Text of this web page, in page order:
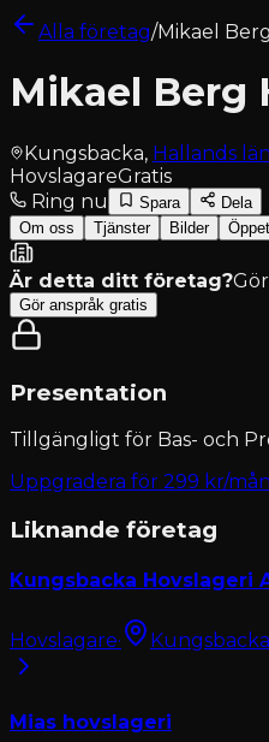
Alla företag/Mikael
Mikael Berg
Kungsbacka, Hallands län
HovslagareGratis
Ring nu
Spara
Dela
Om oss
Tjänster Bilder
Är detta ditt företag?
Gör anspråk gratis
Presentation
Tillgängligt för Bas- och
Uppgradera för 299 kr/
Liknande företag
Kungsbacka Hovslageri
Hovslagare· Kungsbacka
Mias hovslageri